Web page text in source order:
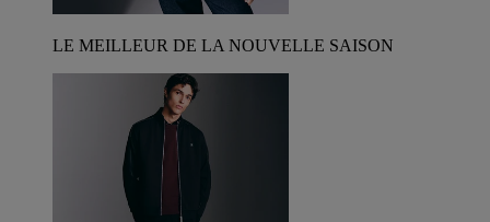
LE MEILLEUR DE LA NOUVELLE SAISON